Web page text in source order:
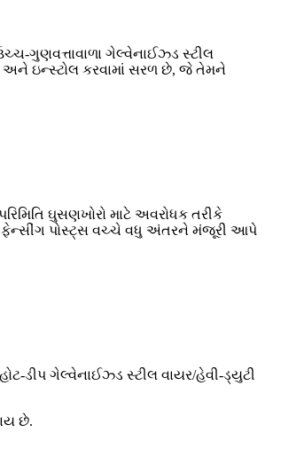
ગુણવત્તાવાળા ગેલ્વેનાઈઝ્ડ સ્ટીલ
ઇન્સ્ટોલ કરવામાં સરળ છે, જે તેમને
ઘુસણખોરો માટે અવરોધક તરીકે
ફેન્સીંગ પોસ્ટ્સ વચ્ચે વધુ અંતરને મંજૂરી આપે
ડીપ ગેલ્વેનાઈઝ્ડ સ્ટીલ વાયર/હેવી-ડ્યુટી
છે.